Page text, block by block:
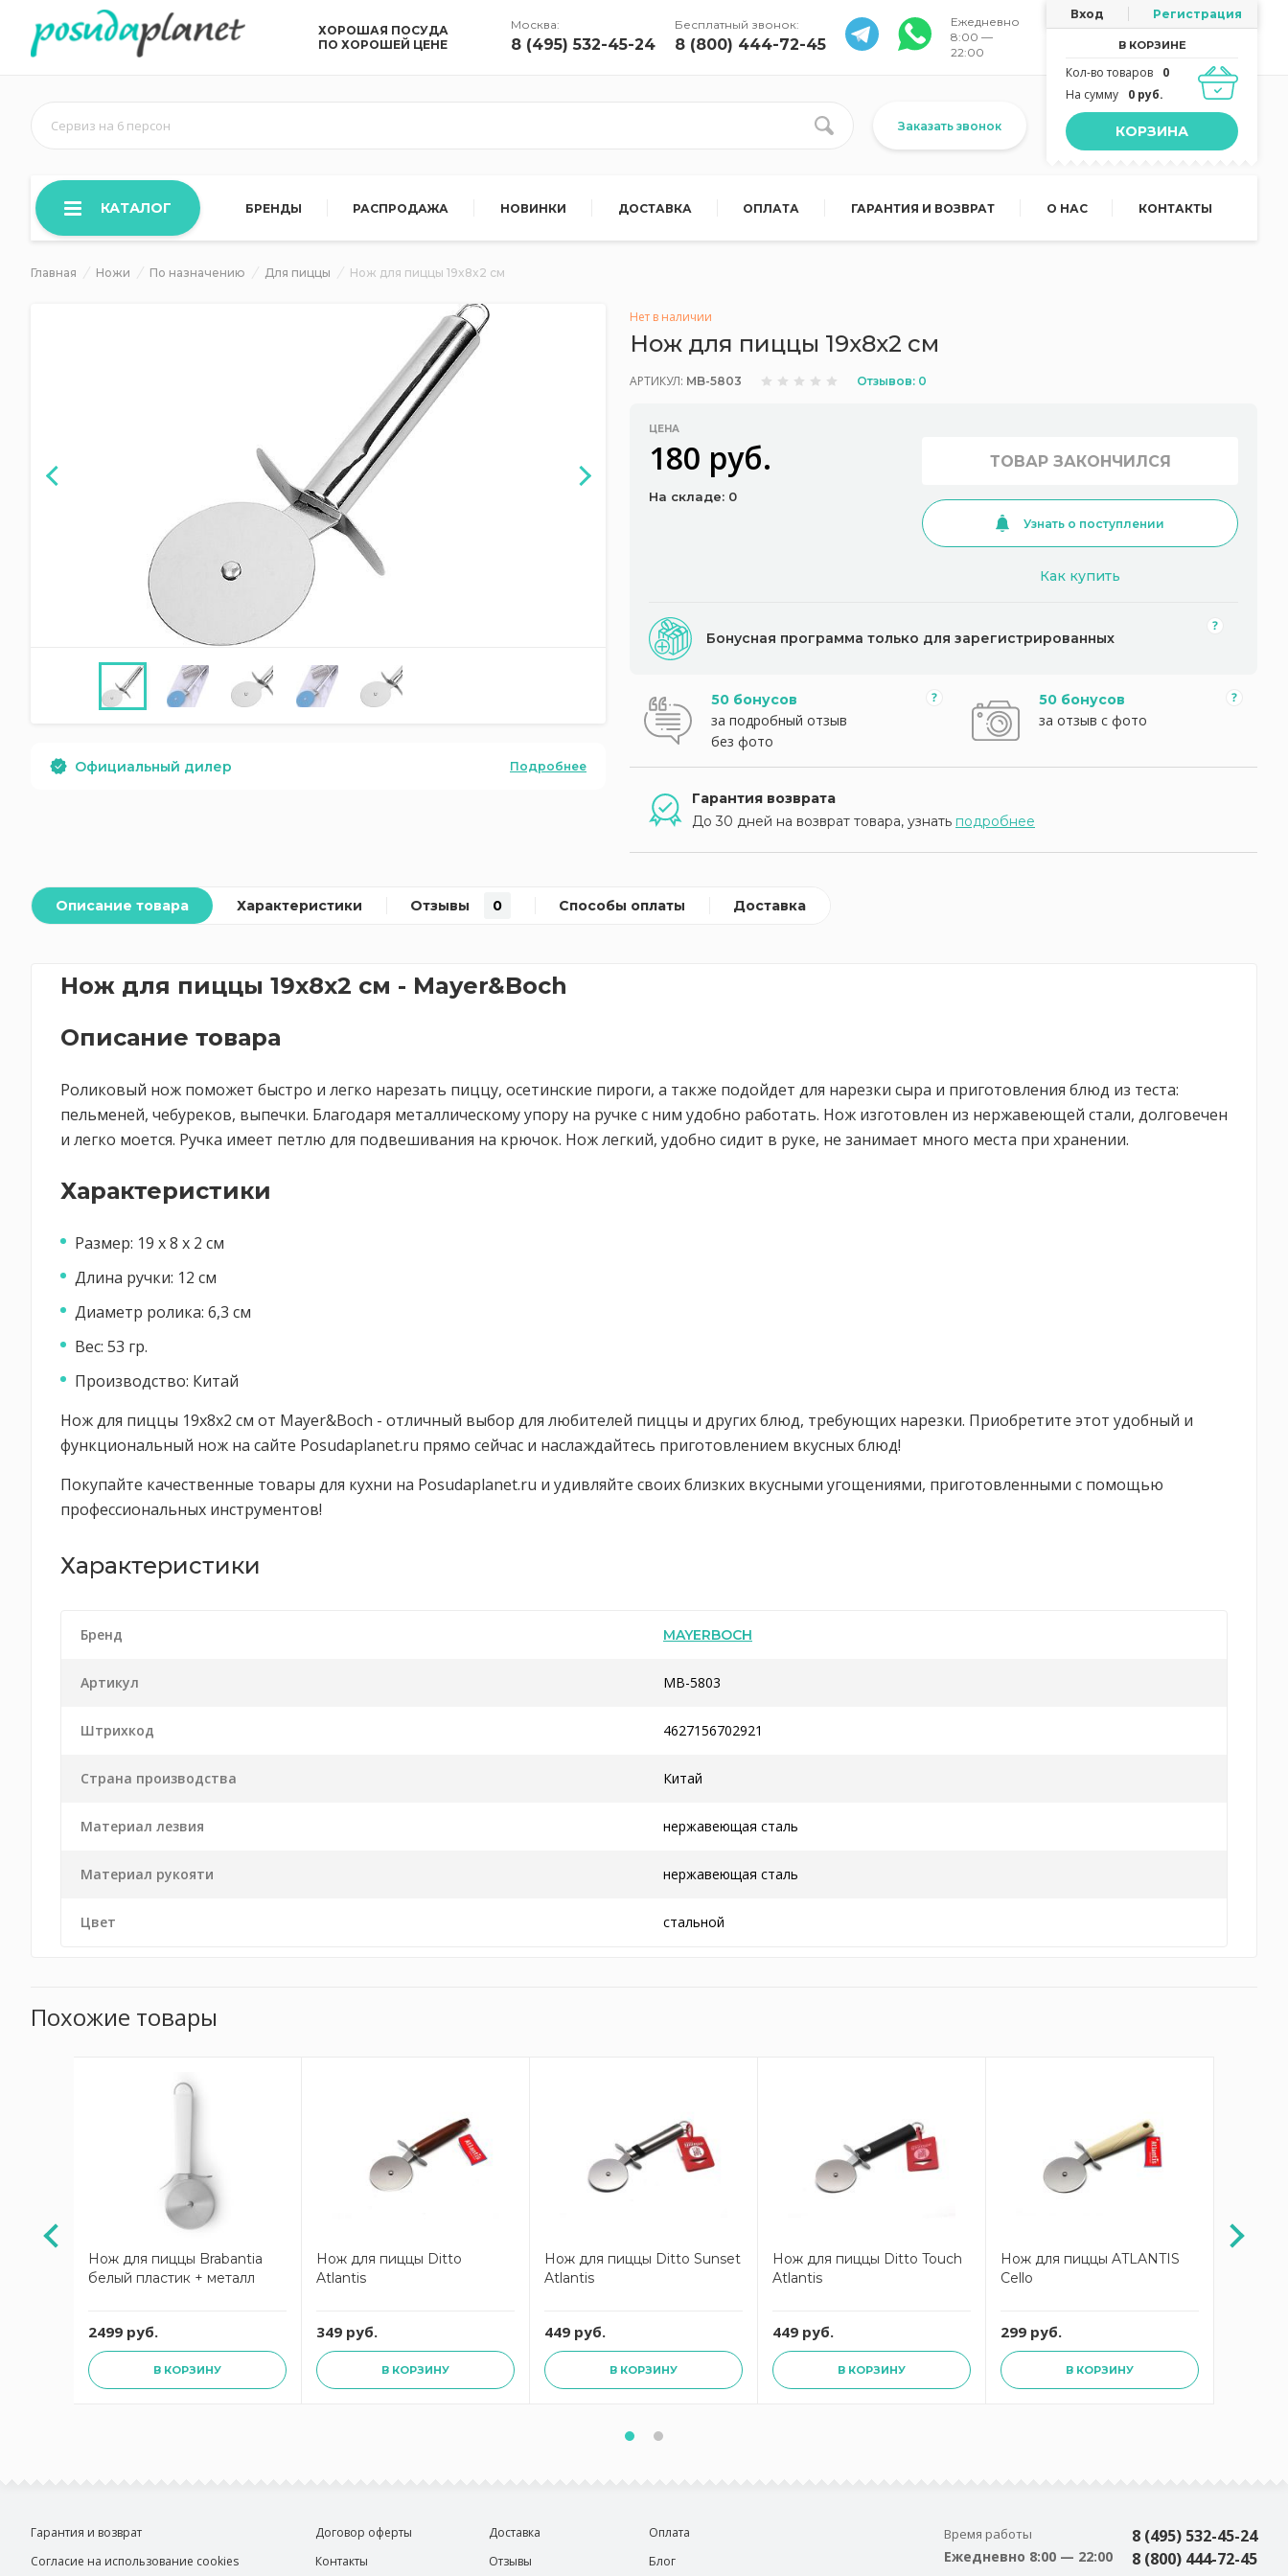
ХОРОШАЯ ПОСУДА
ПО ХОРОШЕЙ ЦЕНЕ
Москва:
8 (495) 532-45-24
Бесплатный звонок:
8 (800) 444-72-45
Ежедневно
8:00 —
22:00
Вход Регистрация
В КОРЗИНЕ
Кол-во товаров
0
На сумму
0 руб.
КОРЗИНА
Сервиз на 6 персон Заказать звонок
КАТАЛОГ БРЕНДЫ РАСПРОДАЖА НОВИНКИ ДОСТАВКА ОПЛАТА ГАРАНТИЯ И ВОЗВРАТ О НАС КОНТАКТЫ
Главная Ножи По назначению Для пиццы Нож для пиццы 19x8x2 см
Официальный дилер Подробнее
Нет в наличии
Нож для пиццы 19x8x2 см
АРТИКУЛ: MB-5803 Отзывов: 0
ЦЕНА
180 руб.
На складе: 0
ТОВАР ЗАКОНЧИЛСЯ
Узнать о поступлении
Как купить
Бонусная программа только для зарегистрированных
50 бонусов
за подробный отзыв
без фото
50 бонусов
за отзыв с фото
Гарантия возврата
До 30 дней на возврат товара, узнать подробнее
Описание товара Характеристики Отзывы 0 Способы оплаты Доставка
Нож для пиццы 19x8x2 см - Mayer&Boch
Описание товара
Роликовый нож поможет быстро и легко нарезать пиццу, осетинские пироги, а также подойдет для нарезки сыра и приготовления блюд из теста:
пельменей, чебуреков, выпечки. Благодаря металлическому упору на ручке с ним удобно работать. Нож изготовлен из нержавеющей стали, долговечен
и легко моется. Ручка имеет петлю для подвешивания на крючок. Нож легкий, удобно сидит в руке, не занимает много места при хранении.
Характеристики
Размер: 19 х 8 х 2 см
Длина ручки: 12 см
Диаметр ролика: 6,3 см
Вес: 53 гр.
Производство: Китай
Нож для пиццы 19x8x2 см от Mayer&Boch - отличный выбор для любителей пиццы и других блюд, требующих нарезки. Приобретите этот удобный и
функциональный нож на сайте Posudaplanet.ru прямо сейчас и наслаждайтесь приготовлением вкусных блюд!
Покупайте качественные товары для кухни на Posudaplanet.ru и удивляйте своих близких вкусными угощениями, приготовленными с помощью
профессиональных инструментов!
Характеристики
Бренд MAYERBOCH
Артикул MB-5803
Штрихкод 4627156702921
Страна производства Китай
Материал лезвия нержавеющая сталь
Материал рукояти нержавеющая сталь
Цвет стальной
Похожие товары
Нож для пиццы Brabantia
белый пластик + металл
2499 руб.
В КОРЗИНУ
Нож для пиццы Ditto
Atlantis
349 руб.
В КОРЗИНУ
Нож для пиццы Ditto Sunset
Atlantis
449 руб.
В КОРЗИНУ
Нож для пиццы Ditto Touch
Atlantis
449 руб.
В КОРЗИНУ
Нож для пиццы ATLANTIS
Cello
299 руб.
В КОРЗИНУ
Гарантия и возврат
Согласие на использование cookies
Договор оферты
Контакты
Доставка
Отзывы
Оплата
Блог
Время работы
Ежедневно 8:00 — 22:00
8 (495) 532-45-24
8 (800) 444-72-45